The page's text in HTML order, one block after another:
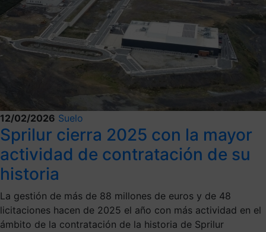
12/02/2026 Suelo
Sprilur cierra 2025 con la mayor
actividad de contratación de su
historia
La gestión de más de 88 millones de euros y de 48
licitaciones hacen de 2025 el año con más actividad en el
ámbito de la contratación de la historia de Sprilur